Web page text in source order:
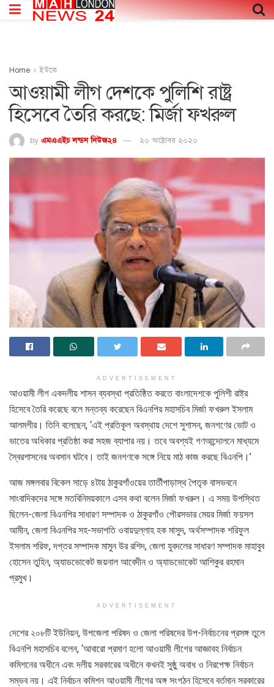
Home ইউকে
আওয়ামী লীগ দেশকে পুলিশি রাষ্ট্র
হিসেবে তৈরি করছে: মির্জা ফখরুল
by এমএএইচ লন্ডন নিউজ২৪ ২০ অক্টোবর ২০২০
ADVERTISEMENT
আওয়ামী লীগ একদলীয় শাসন ব্যবস্থা প্রতিষ্ঠিত করতে বাংলাদেশকে পুলিশী রাষ্ট্র
হিসেবে তৈরি করেছে বলে মন্তব্য করেছেন বিএনপির মহাসচিব মির্জা ফখরুল ইসলাম
আলমগীর। তিনি বলেছেন, ‘এই প্রতিকূল অবস্থায় দেশে সুশাসন, জনগণের ভোট ও
ভাতের অধিকার প্রতিষ্ঠা করা সহজ ব্যাপার নয়। তবে অবশ্যই গণআন্দোলনে মাধ্যমে
স্বৈরশাসনের অবসান ঘটবে। তাই জনগণকে সঙ্গে নিয়ে মাঠ কাজ করছে বিএনপি।’
আজ মঙ্গলবার বিকেল সাড়ে ৪টায় ঠাকুরগাঁওয়ের তাতীঁপাড়াস্থ পৈতৃক বাসভবনে
সাংবাদিকদের সঙ্গে মতবিনিময়কালে এসব কথা বলেন মির্জা ফখরুল। এ সময় উপস্থিত
ছিলেন-জেলা বিএনপির সাধারণ সম্পাদক ও ঠাকুরগাঁও পৌরসভার মেয়র মির্জা ফয়সল
আমীন, জেলা বিএনপির সহ-সভাপতি ওবায়দুল্লাহ হক মাসুদ, অর্থসম্পাদক শরিফুল
ইসলাম শরিফ, দপ্তর সম্পাদক মামুন উর রশিদ, জেলা যুবদলের সাধারণ সম্পাদক মাহাবুব
হোসেন তুহিন, অ্যাডভোকেট জয়নাল আবেদীন ও অ্যাডভোকেট আশিকুর রহমান
প্রমুখ।
ADVERTISEMENT
দেশের ২০৮টি ইউনিয়ন, উপজেলা পরিষদ ও জেলা পরিষদের উপ-নির্বাচনের প্রসঙ্গ তুলে
বিএনপি মহাসচিব বলেন, ‘আবারো প্রমাণ হলো আওয়ামী লীগের আজ্ঞাবহ নির্বাচন
কমিশনের অধীনে এবং দলীয় সরকারের অধীনে কখনই সুষ্ঠু অবাধ ও নিরপেক্ষ নির্বাচন
সম্ভব নয়। এই নির্বাচন কমিশন আওয়ামী লীগের অঙ্গ সংগঠন হিসেবে বর্তমান সরকারের